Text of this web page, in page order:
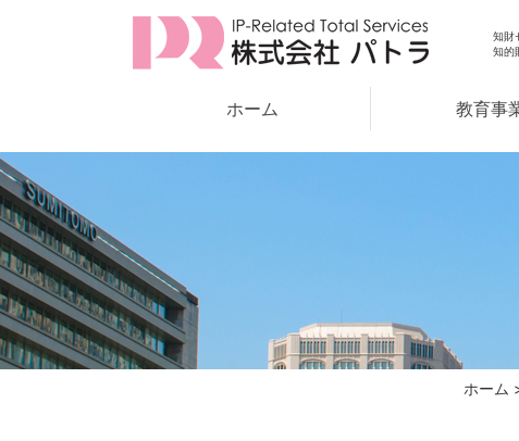
知財
知的
ホーム 教育事
ホーム